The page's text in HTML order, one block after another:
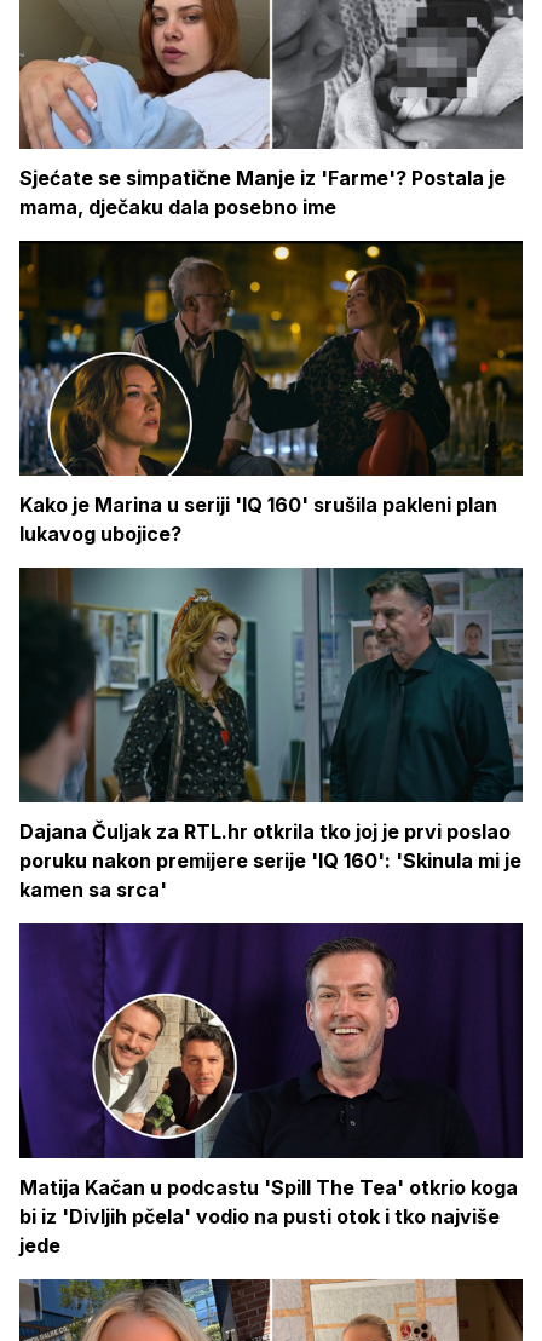
Sjećate se simpatične Manje iz 'Farme'? Postala je
mama, dječaku dala posebno ime
Kako je Marina u seriji 'IQ 160' srušila pakleni plan
lukavog ubojice?
Dajana Čuljak za RTL.hr otkrila tko joj je prvi poslao
poruku nakon premijere serije 'IQ 160': 'Skinula mi je
kamen sa srca'
Matija Kačan u podcastu 'Spill The Tea' otkrio koga
bi iz 'Divljih pčela' vodio na pusti otok i tko najviše
jede